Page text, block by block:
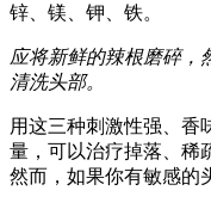
锌、镁、钾、铁。
应将新鲜的辣根磨碎，
清洗头部。
用这三种刺激性强、香
量，可以治疗掉落、稀
然而，如果你有敏感的